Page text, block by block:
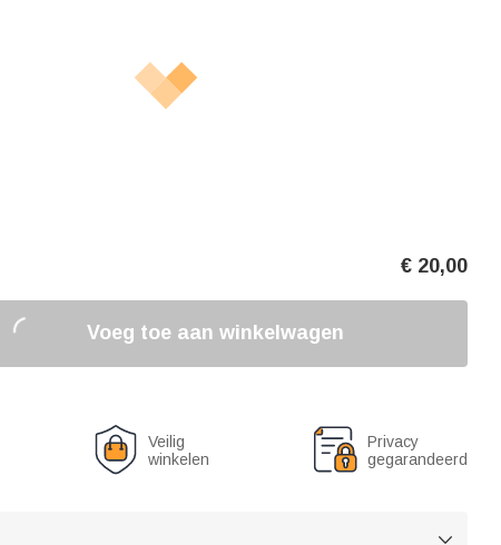
€ 20,00
Voeg toe aan winkelwagen
Veilig
winkelen
Privacy
gegarandeerd
